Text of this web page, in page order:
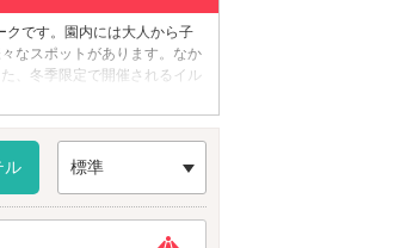
クです。園内には大人から子
なスポットがあります。なか
、冬季限定で開催されるイル
です。
ル 標準